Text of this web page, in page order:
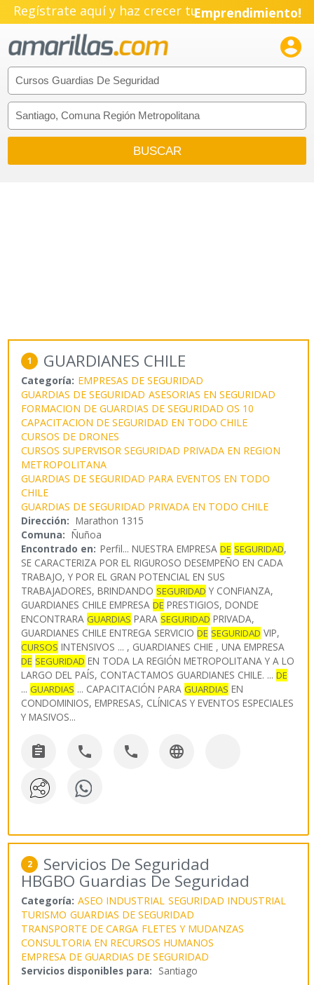
Regístrate aquí y haz crecer tuEmprendimiento!

1 GUARDIANES CHILE
Categoría: EMPRESAS DE SEGURIDAD
GUARDIAS DE SEGURIDAD ASESORIAS EN SEGURIDAD
FORMACION DE GUARDIAS DE SEGURIDAD OS 10
CAPACITACION DE SEGURIDAD EN TODO CHILE
CURSOS DE DRONES
CURSOS SUPERVISOR SEGURIDAD PRIVADA EN REGION
METROPOLITANA
GUARDIAS DE SEGURIDAD PARA EVENTOS EN TODO
CHILE
GUARDIAS DE SEGURIDAD PRIVADA EN TODO CHILE
Dirección: Marathon 1315
Comuna: Ñuñoa
Encontrado en: Perfil...NUESTRA EMPRESADE SEGURIDAD,
SE CARACTERIZA POR EL RIGUROSO DESEMPEÑO EN CADA
TRABAJO, Y POR EL GRAN POTENCIAL EN SUS
TRABAJADORES, BRINDANDO SEGURIDAD Y CONFIANZA,
GUARDIANES CHILE EMPRESADE PRESTIGIOS, DONDE
ENCONTRARA GUARDIAS PARA SEGURIDAD PRIVADA,
GUARDIANES CHILE ENTREGA SERVICIODE SEGURIDAD VIP,
CURSOS INTENSIVOS ... , GUARDIANES CHIE , UNA EMPRESA
DE SEGURIDAD EN TODA LA REGIÓN METROPOLITANA Y A LO
LARGO DEL PAÍS, CONTACTAMOS GUARDIANES CHILE. ...DE
... GUARDIAS ... CAPACITACIÓN PARA GUARDIAS EN
CONDOMINIOS, EMPRESAS, CLÍNICAS Y EVENTOS ESPECIALES
Y MASIVOS...
   
2 Servicios De Seguridad
HBGBO Guardias De Seguridad
Categoría: ASEO INDUSTRIAL SEGURIDAD INDUSTRIAL
TURISMO GUARDIAS DE SEGURIDAD
TRANSPORTE DE CARGA FLETES Y MUDANZAS
CONSULTORIA EN RECURSOS HUMANOS
EMPRESA DE GUARDIAS DE SEGURIDAD
Servicios disponibles para: Santiago